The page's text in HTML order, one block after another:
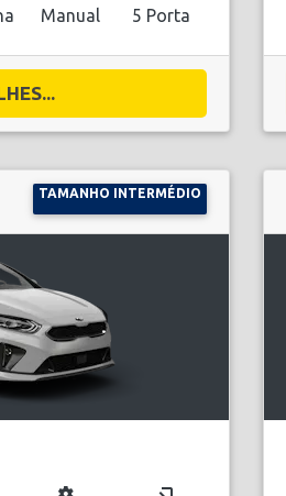
Manual 5 Porta
TAMANHO INTERMÉDIO